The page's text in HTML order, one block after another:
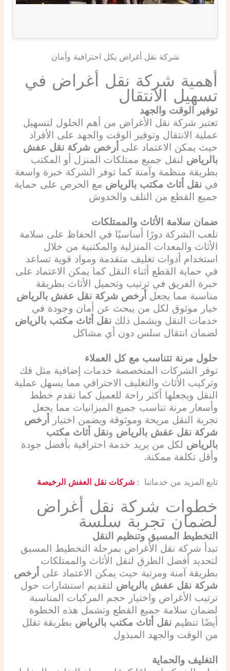
شركة نقل أغراض بكل احترافية وأمان
أهمية شركة نقل أغراض في
تسهيل الانتقال
توفير الوقت والجهد
تعتبر شركة نقل الأغراض من أهم الحلول لتسهيل
عملية الانتقال وتوفير الوقت والجهد على الأفراد
حيث يمكن الاعتماد على أرخص شركة نقل عفش
بالرياض لنقل جميع ممتلكات المنزل أو المكتب
بطريقة منظمة وآمنة كما توفر الشركة خبرة واسعة
في نقل أثاث مكتب بالرياض مع الحرص على حماية
جميع القطع من التلف والخدوش
ضمان سلامة الأثاث والممتلكات
تلعب الشركة دورًا أساسيًا في الحفاظ على سلامة
الأثاث والمعدات المنزلية والمكتبية من خلال
استخدام أدوات تغليف متقدمة ومواد قوية تساعد
في حماية القطع أثناء النقل كما يمكن الاعتماد على
خبرة الفريق في ترتيب وتحميل الأثاث بطريقة
مناسبة مما يجعل أرخص شركة نقل عفش بالرياض
خيار موثوق لكل من يبحث عن أمان وجودة في
خدمات النقل ويشمل ذلك نقل أثاث مكتب بالرياض
لضمان انتقال سلس دون أي مشاكل
حلول مرنة تتناسب مع كل العملاء
توفر الشركات المتخصصة خدمات إضافية مثل فك
وتركيب الأثاث والتغليف الاحترافي مما يسهل عملية
النقل ويجعلها أكثر راحة للعميل كما تقدم خطط
وأسعار مرنة تناسب جميع الميزانيات مما يجعل
تجربة النقل مريحة وموثوقة ويضمن اختيار
أرخص
شركة نقل عفش بالرياض ونقل أثاث مكتب
بالرياض لكل من يريد خدمة احترافية بأفضل جودة
وأقل تكلفة ممكنة.
تابع المزيد من خدماتنا : شركات نقل العفش الرخيصة
خطوات شركة نقل أغراض
لضمان تجربة سلسة
التخطيط المسبق وتنظيم النقل
تبدأ شركة نقل الأغراض بمرحلة التخطيط المسبق
لتحديد أفضل الطرق لنقل الأثاث والممتلكات
بطريقة آمنة ومرتبة حيث يمكن الاعتماد على أرخص
شركة نقل عفش بالرياض لتقديم استشارات حول
ترتيب الأغراض واختيار حجم المركبات المناسبة
لضمان سلامة جميع القطع وتشمل هذه الخطوة
أيضًا تنظيم نقل أثاث مكتب بالرياض بطريقة تقلل
من الوقت والجهد المبذول
التغليف والحماية